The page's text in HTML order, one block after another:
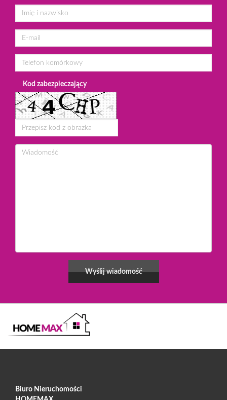
Kod zabezpieczający
Biuro Nieruchomości